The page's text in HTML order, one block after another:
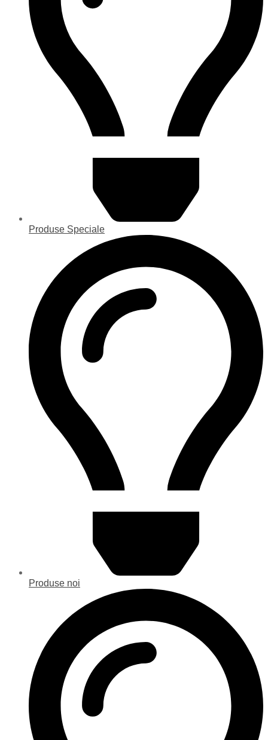
Produse Speciale
Produse noi